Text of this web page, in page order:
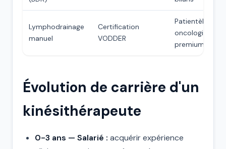
Lymphodrainage
manuel
Certification
VODDER
Patientèle
oncologie
premium
Évolution de carrière d'un
kinésithérapeute
0-3 ans — Salarié : acquérir expérience